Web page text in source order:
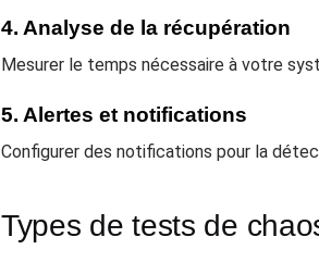
4. Analyse de la récupération
Mesurer le temps nécessaire à votre
5. Alertes et notifications
Configurer des notifications pour la
Types de tests de